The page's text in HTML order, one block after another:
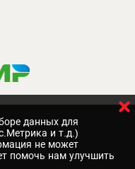
данных для
и т.д.)
не может
помочь нам улучшить